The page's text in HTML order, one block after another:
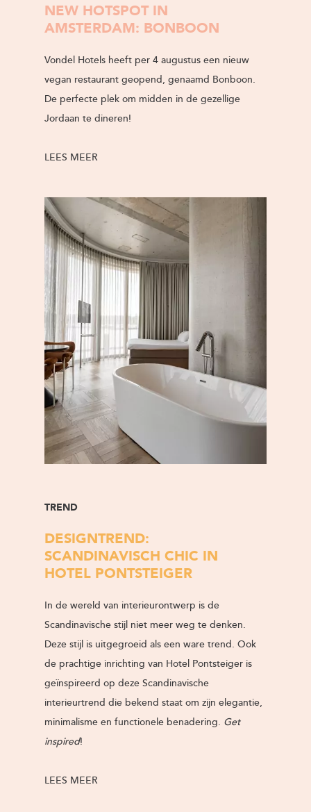
NEW HOTSPOT IN
AMSTERDAM: BONBOON
Vondel Hotels heeft per 4 augustus een nieuw
vegan restaurant geopend, genaamd Bonboon.
De perfecte plek om midden in de gezellige
Jordaan te dineren!
LEES MEER
TREND
DESIGNTREND:
SCANDINAVISCH CHIC IN
HOTEL PONTSTEIGER
In de wereld van interieurontwerp is de
Scandinavische stijl niet meer weg te denken.
Deze stijl is uitgegroeid als een ware trend. Ook
de prachtige inrichting van Hotel Pontsteiger is
geïnspireerd op deze Scandinavische
interieurtrend die bekend staat om zijn elegantie,
minimalisme en functionele benadering. Get
inspired!
LEES MEER